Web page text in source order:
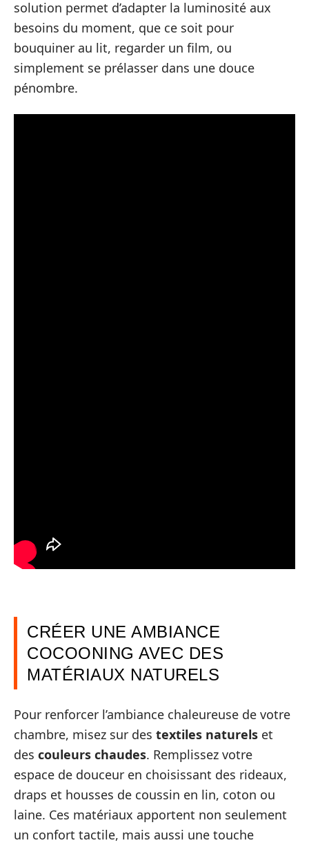
solution permet d’adapter la luminosité aux
besoins du moment, que ce soit pour
bouquiner au lit, regarder un film, ou
simplement se prélasser dans une douce
pénombre.
CRÉER UNE AMBIANCE
COCOONING AVEC DES
MATÉRIAUX NATURELS
Pour renforcer l’ambiance chaleureuse de votre
chambre, misez sur des textiles naturels et
des couleurs chaudes. Remplissez votre
espace de douceur en choisissant des rideaux,
draps et housses de coussin en lin, coton ou
laine. Ces matériaux apportent non seulement
un confort tactile, mais aussi une touche